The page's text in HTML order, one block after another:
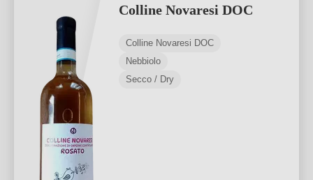
Colline Novaresi DOC
Colline Novaresi DOC
Nebbiolo
Secco / Dry